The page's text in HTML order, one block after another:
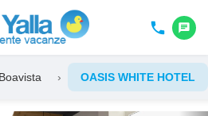
phone chat
› OASIS WHITE HOTEL